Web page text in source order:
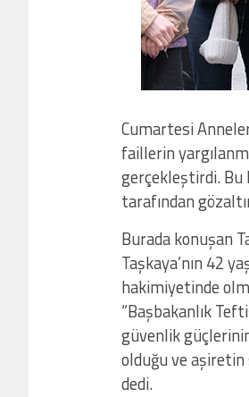
Cumartesi
faillerin
gerçekleştirdi. Bu
tarafından
Burada konuşan
Taşkaya’nın 42
hakimiyetinde
“Başbakanlık
güvenlik
olduğu ve aşiretin
dedi.